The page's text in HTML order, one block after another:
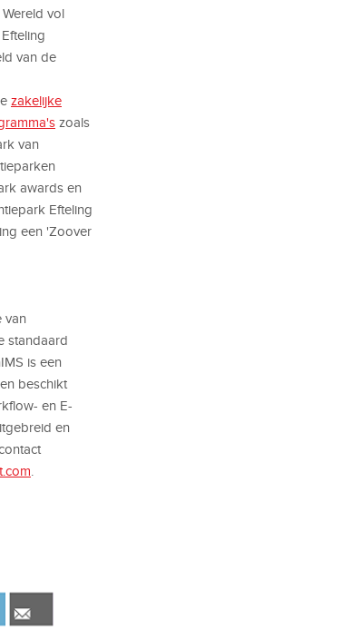
vol
van de
zakelijke
zoals
van
awards en
Efteling
een 'Zoover
van
standaard
is een
beschikt
en E-
en